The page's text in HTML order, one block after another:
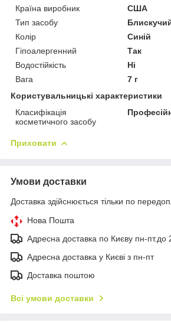
Країна виробник
США
Тип засобу
Колір
Синій
Гіпоалергенний
Так
Водостійкість
Ні
Вага
7 г
Користувальницькі характеристики
Класифікація
косметичного засобу
Приховати
Умови доставки
Доставка здійснюється тільки по
Нова Пошта
Адресна доставка по Києву пн-пт.до
Адресна доставка у Києві з пн-пт
Доставка поштою
Всі умови доставки